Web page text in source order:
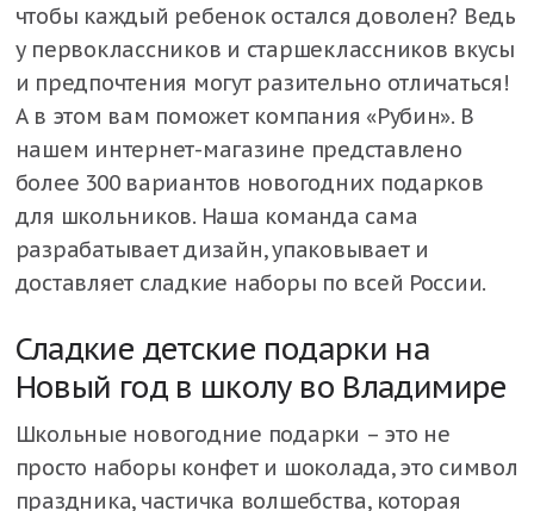
чтобы каждый ребенок остался доволен? Ведь
у первоклассников и старшеклассников вкусы
и предпочтения могут разительно отличаться!
А в этом вам поможет компания «Рубин». В
нашем интернет-магазине представлено
более 300 вариантов новогодних подарков
для школьников. Наша команда сама
разрабатывает дизайн, упаковывает и
доставляет сладкие наборы по всей России.
Сладкие детские подарки на
Новый год в школу во Владимире
Школьные новогодние подарки – это не
просто наборы конфет и шоколада, это символ
праздника, частичка волшебства, которая